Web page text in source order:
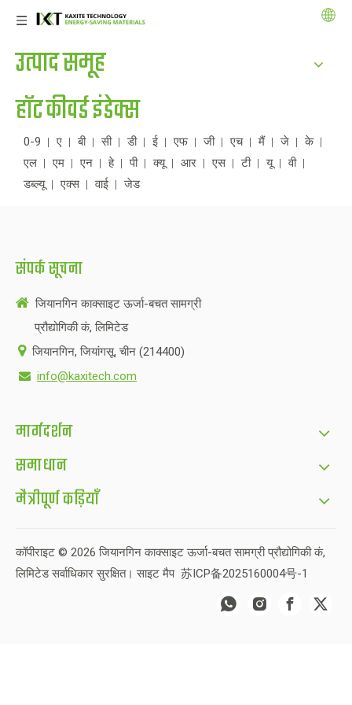
उत्पाद समूह
हॉट कीवर्ड इंडेक्स
0-9 ए बी सी डी ई एफ जी एच मैं जे
के
एल
एम एन हे पी क्यू आर एस टी यू
वी
डब्ल्यू
एक्स वाई जेड
संपर्क सूचना
 जियानगिन काक्साइट ऊर्जा-बचत सामग्री
प्रौद्योगिकी कं, लिमिटेड
जियानगिन, जियांगसू, चीन (214400)
 info@kaxitech.com
मार्गदर्शन
समाधान
मैत्रीपूर्ण कड़ियाँ
कॉपीराइट © 2026 जियानगिन काक्साइट ऊर्जा-बचत सामग्री प्रौद्योगिकी कं,
लिमिटेड सर्वाधिकार सुरक्षित।साइट मैप 苏ICP备2025160004号-1